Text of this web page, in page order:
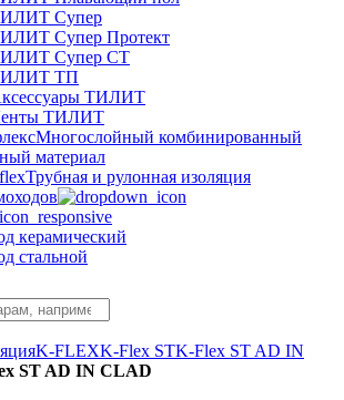
Супер
Супер Протект
Супер СТ
ТП
ТИЛИТ
ТИЛИТ
Многослойный комбинированный
материал
Трубная и рулонная изоляция
керамический
стальной
K-FLEXK-Flex STK-Flex ST AD IN
ST AD IN CLAD